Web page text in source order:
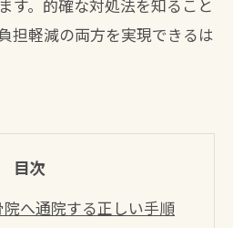
す。的確な対処法を知ること
担軽減の両方を実現できるは
目次
へ通院する正しい手順